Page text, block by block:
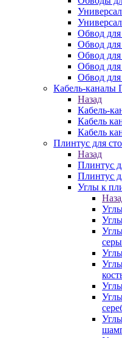
Обвод
Обвод
Обвод
Обвод
Обвод
Кабель-
Назад
Кабель-
Кабель
Кабель
Плинтус для
Назад
Плинтус
Плинтус
Углы к